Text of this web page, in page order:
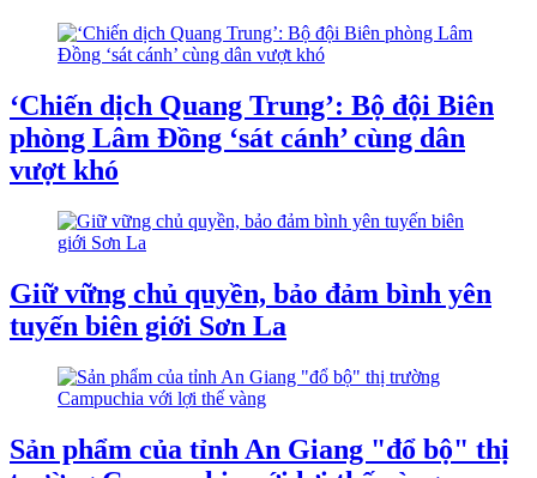
‘Chiến dịch Quang Trung’: Bộ đội Biên
phòng Lâm Đồng ‘sát cánh’ cùng dân
vượt khó
Giữ vững chủ quyền, bảo đảm bình yên
tuyến biên giới Sơn La
Sản phẩm của tỉnh An Giang "đổ bộ" thị